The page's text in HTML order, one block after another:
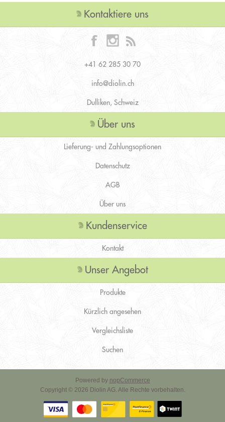
Kontaktiere uns
+41 62 285 30 70
info@diolin.ch
Dulliken, Schweiz
Über uns
Lieferung- und Zahlungsoptionen
Datenschutz
AGB
Über uns
Kundenservice
Kontakt
Unser Angebot
Produkte
Kürzlich angesehen
Vergleichsliste
Suchen
Powered by nopCommerce
Copyright © 2026 Diolin AG. Alle Rechte vorbehalten.